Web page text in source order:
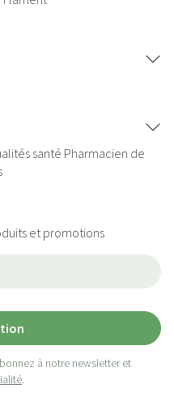
santé Pharmacien de
et promotions
à notre newsletter et
.